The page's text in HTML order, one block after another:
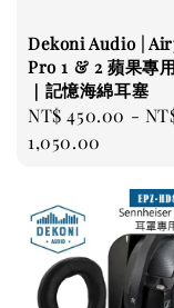
Dekoni Audio |
Pro 1 & 2 蘋果專
｜記憶海綿耳塞
Regular
price
NT$ 450.00 -
1,050.00